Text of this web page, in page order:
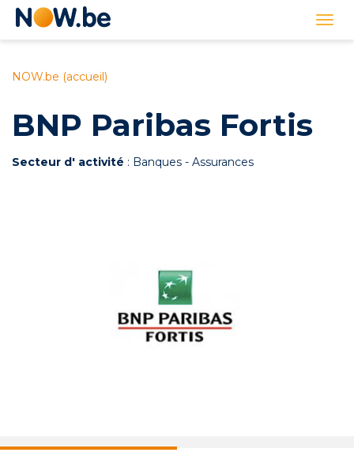
Lien
NOW.be (accueil)
BNP Paribas Fortis
Secteur d' activité : Banques - Assurances